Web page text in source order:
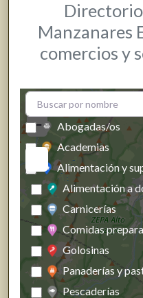
Manzanares
comercios y
+
−
Abogadas/os
Academias
Alimentación y
Alimentación a
Carnicerías
Comidas
Golosinas
Panaderías y
Pescaderías